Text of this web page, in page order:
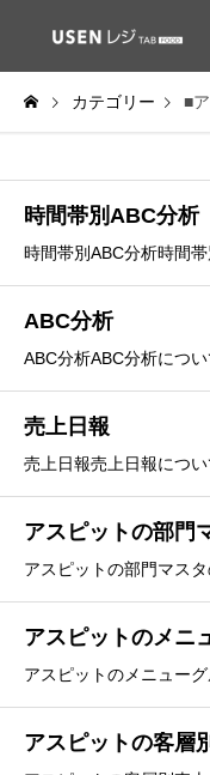
カテゴリー ■
時間帯別ABC分析
ABC分析
売上日報
アスピットの部門
アスピットのメニ
アスピットの客層